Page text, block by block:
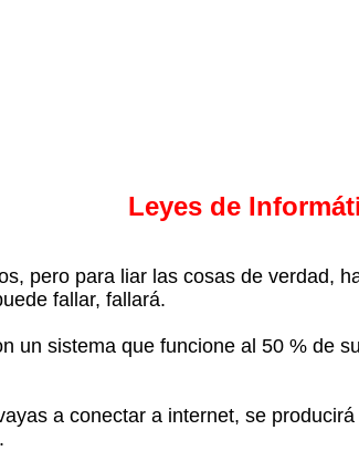
Leyes de
pero para liar las cosas de verdad,
fallar, fallará.
un sistema que funcione al 50 % de
a conectar a internet, se